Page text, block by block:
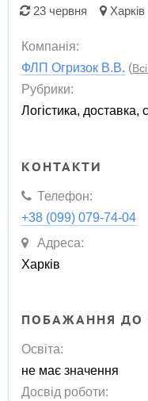
23 червня Харків
Компанія:
ФЛП Огризок В.В. (
Рубрики:
Логістика, доставка,
КОНТАКТИ
Телефон:
+38 (099) 079-74-04
Адреса:
Харків
ПОБАЖАННЯ ДО
Освіта:
не має значення
Досвід роботи: